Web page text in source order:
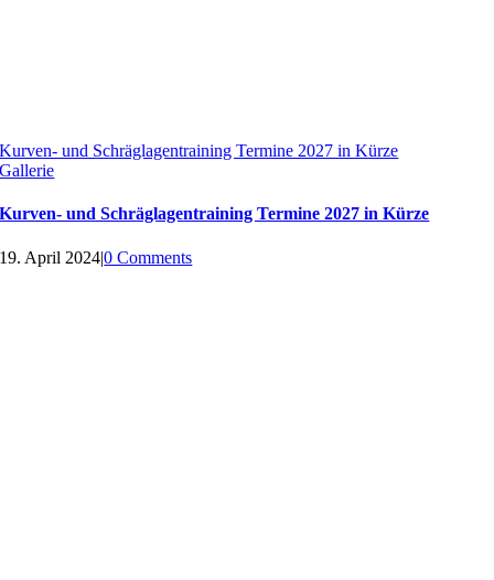
Kurven- und Schräglagentraining Termine 2027 in Kürze
Gallerie
Kurven- und Schräglagentraining Termine 2027 in Kürze
19. April 2024|0 Comments